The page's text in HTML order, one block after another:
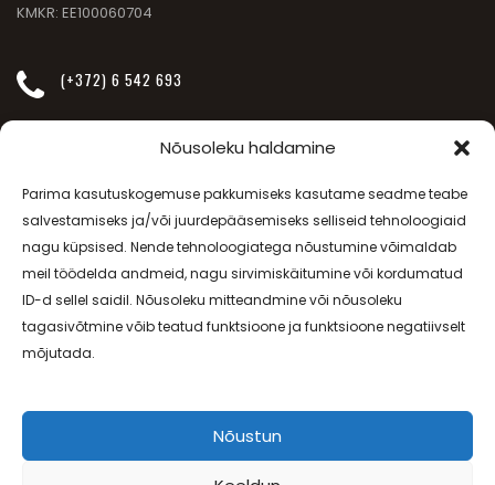
Nõusoleku haldamine
Parima kasutuskogemuse pakkumiseks kasutame seadme teabe
salvestamiseks ja/või juurdepääsemiseks selliseid tehnoloogiaid
nagu küpsised. Nende tehnoloogiatega nõustumine võimaldab
meil töödelda andmeid, nagu sirvimiskäitumine või kordumatud
ID-d sellel saidil. Nõusoleku mitteandmine või nõusoleku
tagasivõtmine võib teatud funktsioone ja funktsioone negatiivselt
mõjutada.
Nõustun
KMKR: EE100060704
(+372) 6 542 693
INFO@JANSSEN-BEAUTY.EE
SÕPRUSE PUIESTEE 257
E-R - 08.00-20.00, L - 09.00-17.00
Lepingutingimused